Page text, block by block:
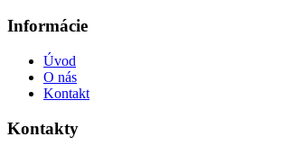
Informácie
Úvod
O nás
Kontakt
Kontakty